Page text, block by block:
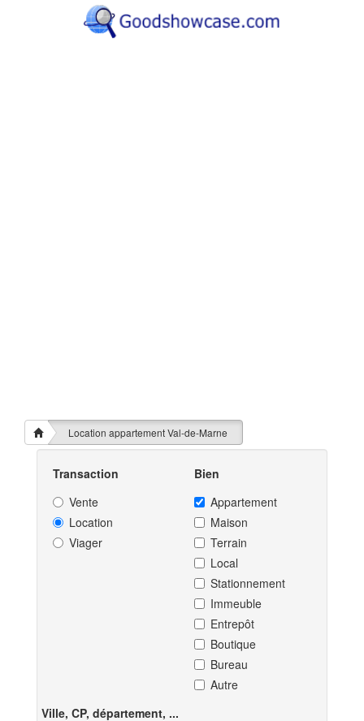
Location appartement Val-de-Marne
Transaction
Vente
Location
Viager
Bien
Appartement
Maison
Terrain
Local
Stationnement
Immeuble
Entrepôt
Boutique
Bureau
Autre
Ville, CP, département, ...